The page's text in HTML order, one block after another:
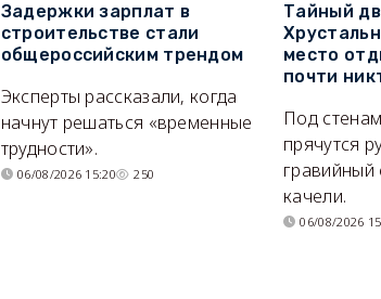
Задержки зарплат в
строительстве стали
общероссийским трендом
Эксперты рассказали, когда
начнут решаться «временные
трудности».
06/08/2026 15:20 250
Тайный
место
почти
Под
прячутся
гравийный
качели.
06/08/2026